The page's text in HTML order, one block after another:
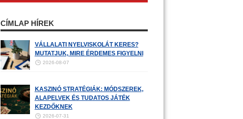
CÍMLAP HÍREK
VÁLLALATI NYELVISKOLÁT KERES?
MUTATJUK, MIRE ÉRDEMES FIGYELNI
2026-08-07
KASZINÓ STRATÉGIÁK: MÓDSZEREK,
ALAPELVEK ÉS TUDATOS JÁTÉK
KEZDŐKNEK
2026-07-31